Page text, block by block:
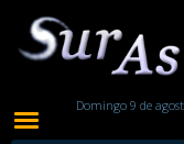
Domingo 9 de